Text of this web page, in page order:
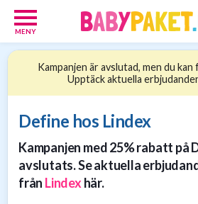
MENY
Kampanjen är avslutad, men du
Upptäck aktuella
Define hos Lindex
Kampanjen med 25% rabatt på
avslutats. Se aktuella
från Lindex här.
Föräldrar
Erbjudanden
Presenttips
15
Personliga
gåvor